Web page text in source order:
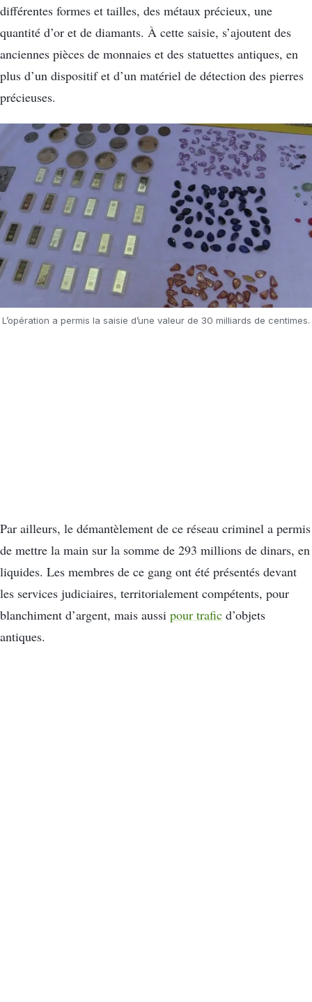
différentes formes et tailles, des métaux précieux, une
quantité d’or et de diamants. À cette saisie, s’ajoutent des
anciennes pièces de monnaies et des statuettes antiques, en
plus d’un dispositif et d’un matériel de détection des pierres
précieuses.
L’opération a permis la saisie d’une valeur de 30 milliards de centimes.
Par ailleurs, le démantèlement de ce réseau criminel a permis
de mettre la main sur la somme de 293 millions de dinars, en
liquides. Les membres de ce gang ont été présentés devant
les services judiciaires, territorialement compétents, pour
blanchiment d’argent, mais aussi pour trafic d’objets
antiques.